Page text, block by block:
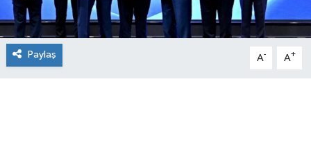
Paylaş A- A+